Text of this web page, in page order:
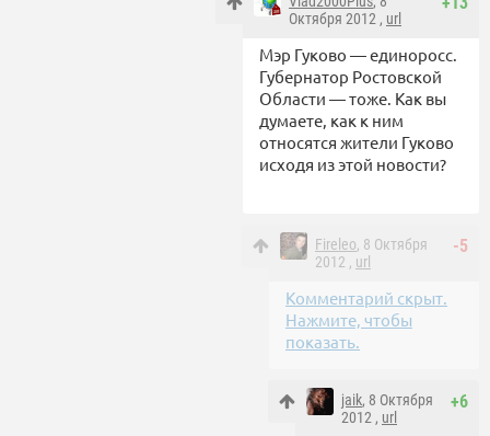
Октября 2012 , url
Мэр Гуково — единоросс.
Губернатор Ростовской
Области — тоже. Как вы
думаете, как к ним
относятся жители Гуково
исходя из этой новости?
-5
Fireleo, 8 Октября
2012 , url
Комментарий скрыт.
Нажмите, чтобы
показать.
+6
jaik, 8 Октября
2012 , url